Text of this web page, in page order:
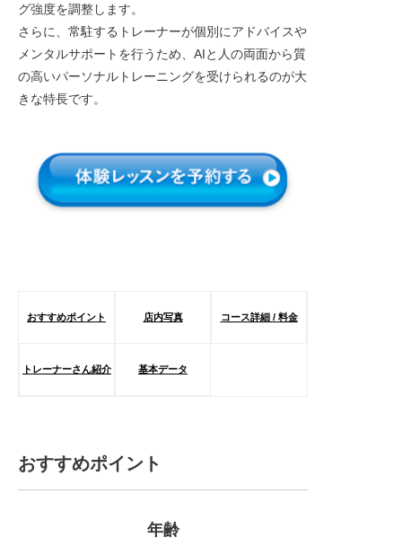
グ強度を調整します。
さらに、常駐するトレーナーが個別にアドバイスや
メンタルサポートを行うため、AIと人の両面から質
の高いパーソナルトレーニングを受けられるのが大
きな特長です。
おすすめポイント 店内写真 コース詳細 / 料金
トレーナーさん紹介 基本データ
おすすめポイント
年齢